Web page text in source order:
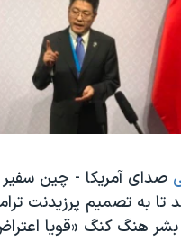
جمهوری آمریکا ۲۰۲۴
به اسرائیل
زندگی، آزادی
دادخواهی
صدای آمریکا - چین سفیر
تا به تصمیم پرزیدنت
هنگ کنگ «قویا